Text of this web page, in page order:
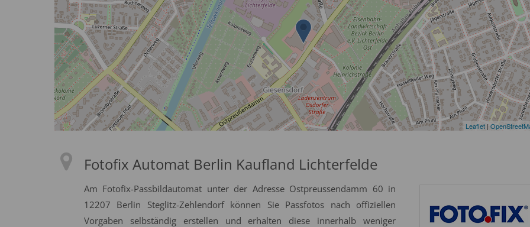
Leaflet |
Fotofix Automat Berlin Kaufland Lichterfelde
Am Fotofix-Passbildautomat unter der Adresse Ostpreussendamm 60 in
12207 Berlin Steglitz-Zehlendorf können Sie Passfotos nach offiziellen
Vorgaben selbständig erstellen und erhalten diese innerhalb weniger